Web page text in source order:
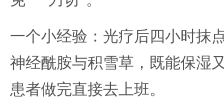
一个小经验：光疗后四小时抹
神经酰胺与积雪草，既能保湿
患者做完直接去上班。